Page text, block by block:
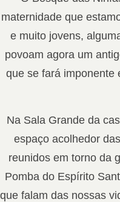
maternidade que
e muito jovens,
povoam agora um
que se fará imponente
Na Sala Grande da
espaço acolhedor
reunidos em torno da
Pomba do Espírito
que falam das nossas